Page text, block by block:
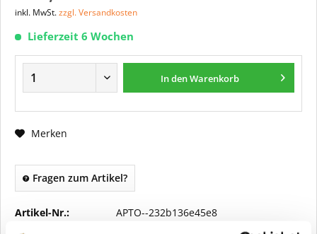
inkl. MwSt.zzgl. Versandkosten
Lieferzeit 6 Wochen
In denWarenkorb
Merken
Fragen zum Artikel?
Artikel-Nr.: APTO--232b136e45e8